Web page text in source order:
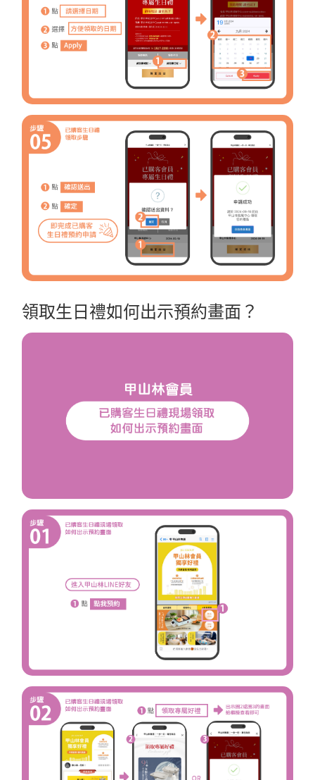
領取生日禮如何出示預約畫面？